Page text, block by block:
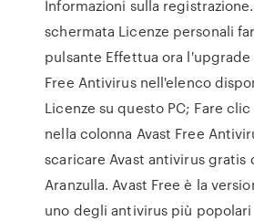
Informazioni sulla
schermata Licenze personali
pulsante Effettua ora l'upgrade
Free Antivirus nell'elenco
Licenze su questo PC; Fare
nella colonna Avast Free
scaricare Avast antivirus gratis
Aranzulla. Avast Free è la
uno degli antivirus più